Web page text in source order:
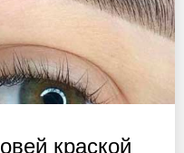
краской